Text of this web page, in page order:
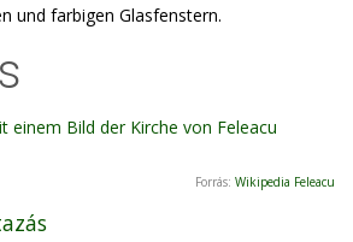
und farbigen Glasfenstern.
einem Bild der Kirche von Feleacu
Forrás: Wikipedia Feleacu